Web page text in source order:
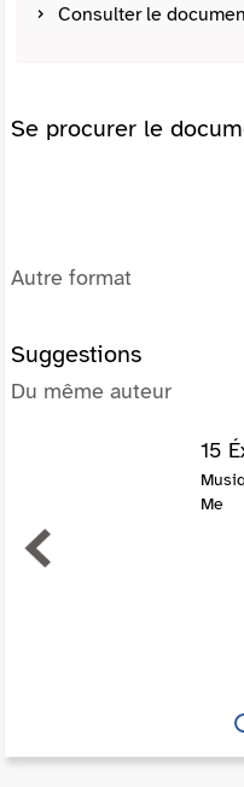
Consulter le
Se procurer le
Autre format
Suggestions
Du même auteur
15
Me